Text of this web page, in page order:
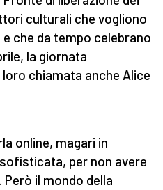
culturali che vogliono
che da tempo celebrano
la giornata
chiamata anche Alice
online, magari in
per non avere
il mondo della